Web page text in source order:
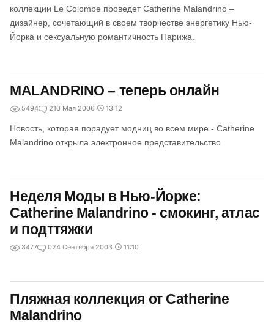
коллекции Le Colombe проведет Catherine Malandrino –
дизайнер, сочетающий в своем творчестве энергетику Нью-
Йорка и сексуальную романтичность Парижа.
MALANDRINO – теперь онлайн
5494 210 Мая 2006 13:12
Новость, которая порадует модниц во всем мире - Catherine
Malandrino открыла электронное представительство
Неделя Моды в Нью-Йорке:
Catherine Malandrino - смокинг, атлас
и подттяжки
3477 024 Сентября 2003 11:10
Пляжная коллекция от Catherine
Malandrino